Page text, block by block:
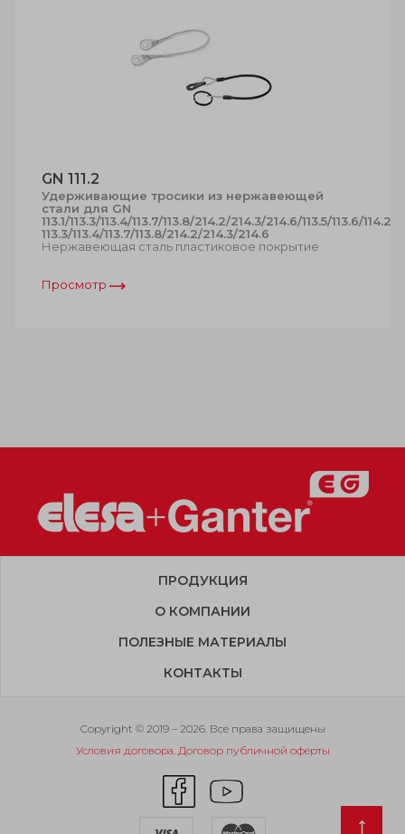
GN 111.2
Удерживающие тросики из нержавеющей
стали для GN
113.1/113.3/113.4/113.7/113.8/214.2/214.3/214.6/113.5/113.6/114.2/
113.3/113.4/113.7/113.8/214.2/214.3/214.6
Нержавеющая сталь пластиковое покрытие
Просмотр
ПРОДУКЦИЯ
О КОМПАНИИ
ПОЛЕЗНЫЕ МАТЕРИАЛЫ
КОНТАКТЫ
Copyright © 2019 – 2026. Все права защищены
Условия договора. Договор публичной оферты